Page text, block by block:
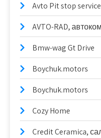
Avto Pit stop service
AVTO-RAD,
Bmw-wag Gt Drive
Boychuk.motors
Boychuk.motors
Cozy Home
Credit Ceramica,